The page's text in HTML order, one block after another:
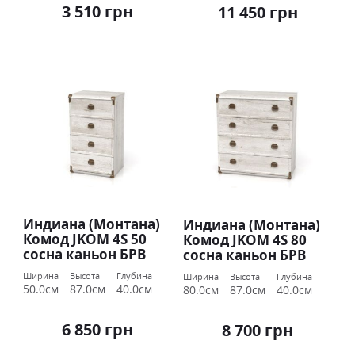
3 510 грн 11 450 грн
Индиана (Монтана)
Комод JKOM 4S 50
сосна каньон БРВ
Украина
Ширина
50.0см
Высота
87.0см
Глубина
40.0см
6 850 грн
Индиана (Монтана)
Комод JKOM 4S 80
сосна каньон БРВ
Украина
Ширина
80.0см
Высота
87.0см
Глубина
40.0см
8 700 грн